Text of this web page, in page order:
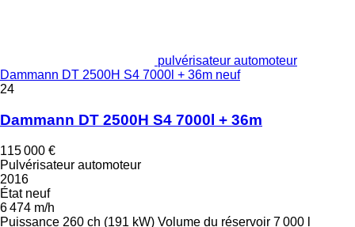
pulvérisateur automoteur
Dammann DT 2500H S4 7000l + 36m neuf
24
Dammann DT 2500H S4 7000l + 36m
115 000 €
Pulvérisateur automoteur
2016
Étatneuf
6 474 m/h
Puissance 260 ch (191 kW) Volume du réservoir 7 000 l